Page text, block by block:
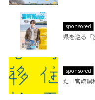
sponsored
県を巡る「
sponsored
た「宮崎県